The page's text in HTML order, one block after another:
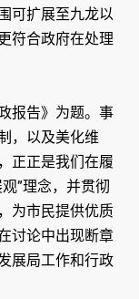
可扩展至九龙以
符合政府在处理
报告》为题。事
，以及美化维
正正是我们在履
”理念，并贯彻
为市民提供优质
讨论中出现断章
展局工作和行政